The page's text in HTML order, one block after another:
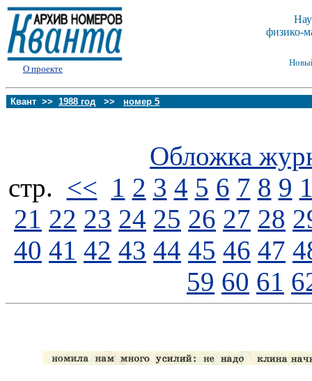
О проекте
физико-
Квант >> 1988 год >> номер 5
Обложка
стp. << 1 2 3 4 5 6 7 8 9
21 22 23 24 25 26 27 28
40 41 42 43 44 45 46 47
59 60 61